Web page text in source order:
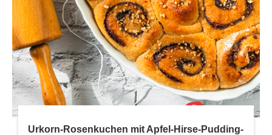
Urkorn-Rosenkuchen mit Apfel-Hirse-Pudding-